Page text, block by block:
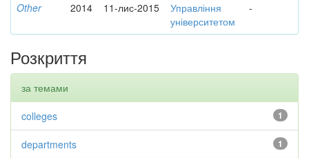
Other 2014 11-лис-2015
Управління
університетом
-
Розкриття
за темами
1
colleges
1
departments